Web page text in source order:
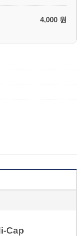
4,000 원
Cap